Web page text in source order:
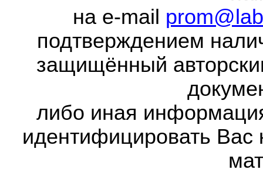
на e-mail
подтверждением
защищённый
либо иная
идентифицировать Вас